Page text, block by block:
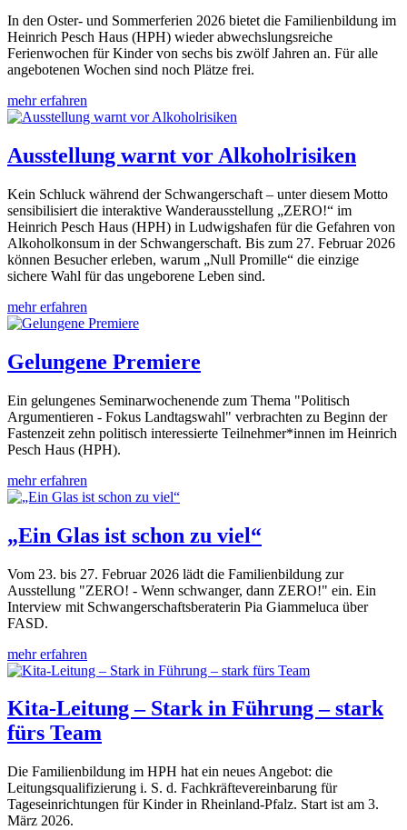
In den Oster- und Sommerferien 2026 bietet die Familienbildung im
Heinrich Pesch Haus (HPH) wieder abwechslungsreiche
Ferienwochen für Kinder von sechs bis zwölf Jahren an. Für alle
angebotenen Wochen sind noch Plätze frei.
mehr erfahren
Ausstellung warnt vor Alkoholrisiken
Kein Schluck während der Schwangerschaft – unter diesem Motto
sensibilisiert die interaktive Wanderausstellung „ZERO!“ im
Heinrich Pesch Haus (HPH) in Ludwigshafen für die Gefahren von
Alkoholkonsum in der Schwangerschaft. Bis zum 27. Februar 2026
können Besucher erleben, warum „Null Promille“ die einzige
sichere Wahl für das ungeborene Leben sind.
mehr erfahren
Gelungene Premiere
Ein gelungenes Seminarwochenende zum Thema "Politisch
Argumentieren - Fokus Landtagswahl" verbrachten zu Beginn der
Fastenzeit zehn politisch interessierte Teilnehmer*innen im Heinrich
Pesch Haus (HPH).
mehr erfahren
„Ein Glas ist schon zu viel“
Vom 23. bis 27. Februar 2026 lädt die Familienbildung zur
Ausstellung "ZERO! - Wenn schwanger, dann ZERO!" ein. Ein
Interview mit Schwangerschaftsberaterin Pia Giammeluca über
FASD.
mehr erfahren
Kita-Leitung – Stark in Führung – stark
fürs Team
Die Familienbildung im HPH hat ein neues Angebot: die
Leitungsqualifizierung i. S. d. Fachkräftevereinbarung für
Tageseinrichtungen für Kinder in Rheinland-Pfalz. Start ist am 3.
März 2026.